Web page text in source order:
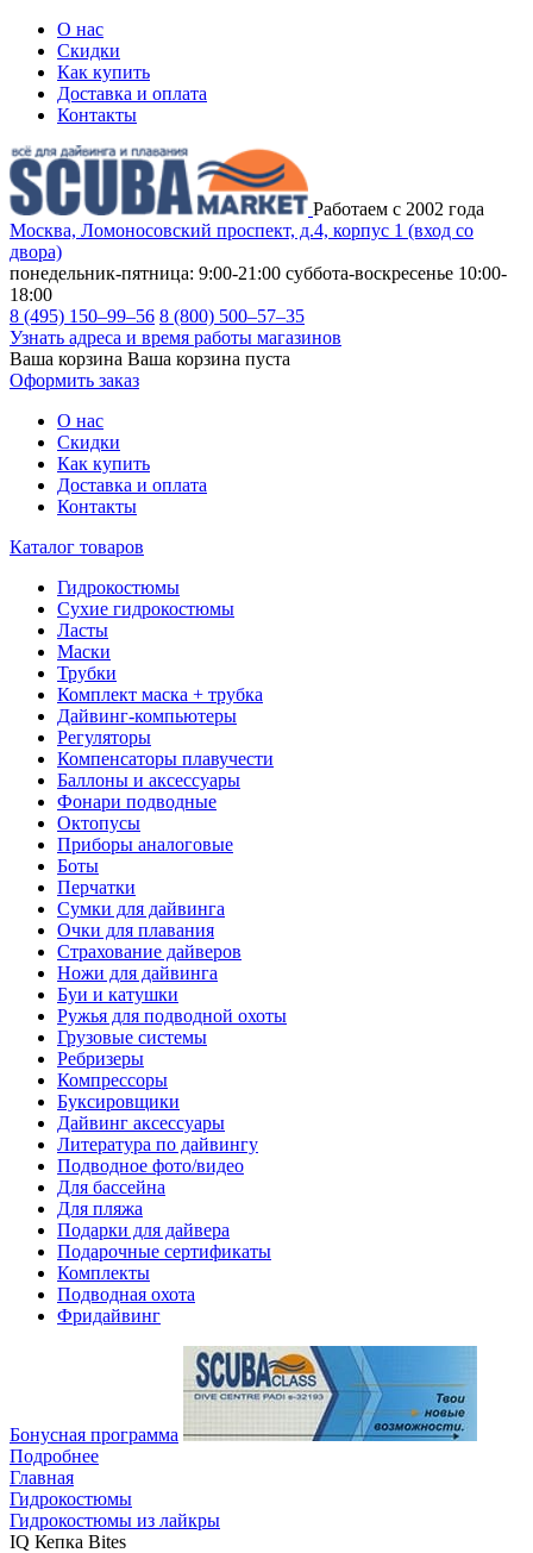
О нас
Скидки
Как купить
Доставка и оплата
Контакты
Работаем с 2002 года
Москва, Ломоносовский проспект, д.4, корпус 1 (вход со
двора)
понедельник-пятница: 9:00-21:00 суббота-воскресенье 10:00-
18:00
8 (495) 150–99–56 8 (800) 500–57–35
Узнать адреса и время работы магазинов
Ваша корзина Ваша корзина пуста
Оформить заказ
О нас
Скидки
Как купить
Доставка и оплата
Контакты
Каталог товаров
Гидрокостюмы
Сухие гидрокостюмы
Ласты
Маски
Трубки
Комплект маска + трубка
Дайвинг-компьютеры
Регуляторы
Компенсаторы плавучести
Баллоны и аксессуары
Фонари подводные
Октопусы
Приборы аналоговые
Боты
Перчатки
Сумки для дайвинга
Очки для плавания
Страхование дайверов
Ножи для дайвинга
Буи и катушки
Ружья для подводной охоты
Грузовые системы
Ребризеры
Компрессоры
Буксировщики
Дайвинг аксессуары
Литература по дайвингу
Подводное фото/видео
Для бассейна
Для пляжа
Подарки для дайвера
Подарочные сертификаты
Комплекты
Подводная охота
Фридайвинг
Бонусная программа
Подробнее
Главная
Гидрокостюмы
Гидрокостюмы из лайкры
IQ Кепка Bites